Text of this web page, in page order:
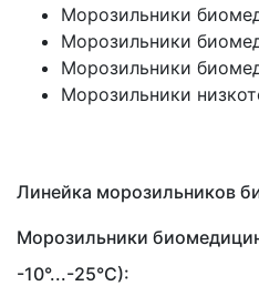
Морозильники
Морозильники
Морозильники
Морозильники
Линейка морозильников
Морозильники
-10°...-25°C):